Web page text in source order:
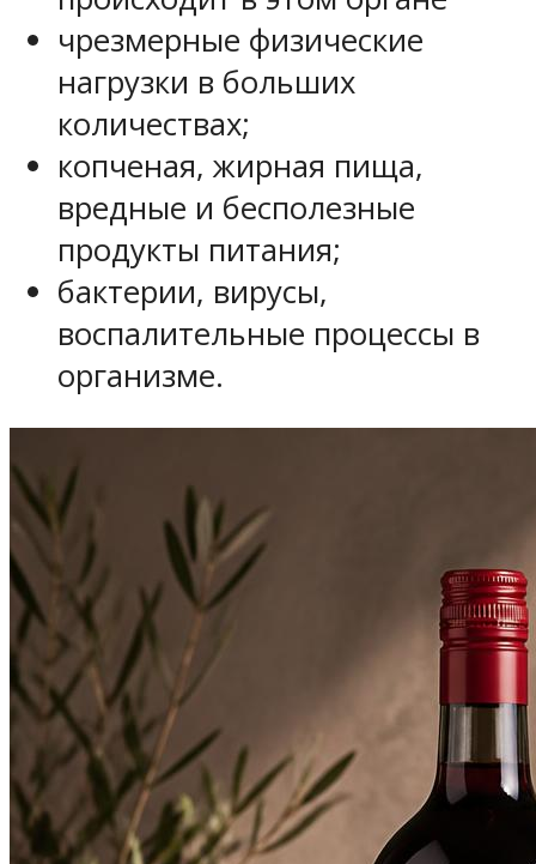
чрезмерные физические
нагрузки в больших
количествах;
копченая, жирная пища,
вредные и бесполезные
продукты питания;
бактерии, вирусы,
воспалительные процессы в
организме.